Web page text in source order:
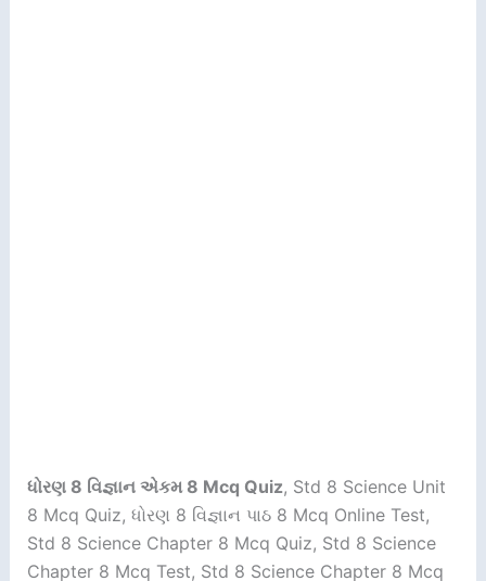
ધોરણ 8 વિજ્ઞાન એકમ 8 Mcq Quiz, Std 8 Science Unit
8 Mcq Quiz, ધોરણ 8 વિજ્ઞાન પાઠ 8 Mcq Online Test,
Std 8 Science Chapter 8 Mcq Quiz, Std 8 Science
Chapter 8 Mcq Test, Std 8 Science Chapter 8 Mcq